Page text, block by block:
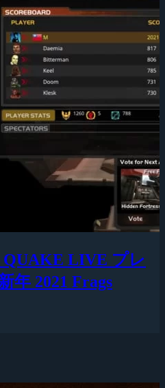
QUAKE LIVE プレ
年 2021 Frags